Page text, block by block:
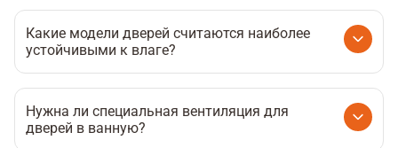
Какие модели дверей считаются наиболее
устойчивыми к влаге?
признаны:
Двери с эмалевым покрытием
- создают монолитный
Нужна ли специальная вентиляция для
дверей в ванную?